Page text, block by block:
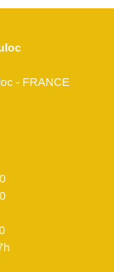
- FRANCE